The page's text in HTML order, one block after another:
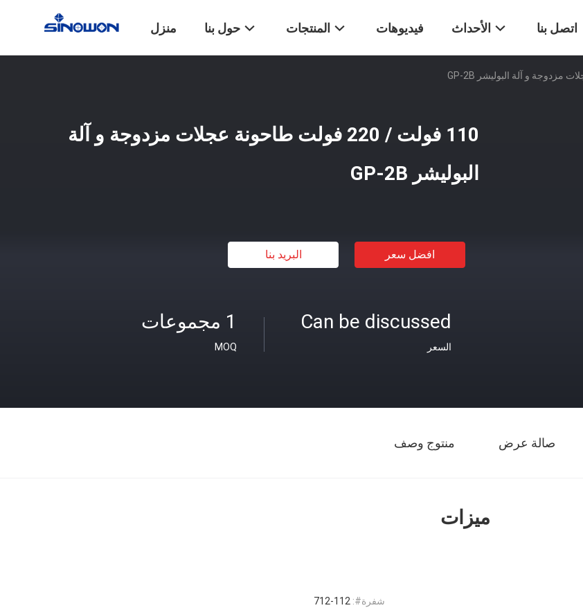
منزل حول بنا المنتجات فيديوهات الأحداث اتصل بنا
110 فولت / 220 فولت طاحونة عجلات مزدوجة و آلة
البوليشر GP-2B
افضل سعر البريد بنا
1 مجموعات
MOQ
Can be discussed
السعر
صالة عرض منتوج وصف
ميزات
شفرة#: 712-112